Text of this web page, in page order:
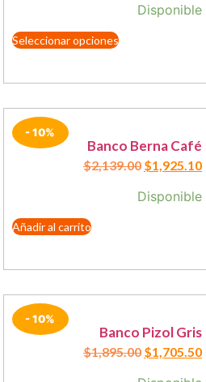
Disponible
Seleccionar opciones
- 10%
Banco Berna Café
$2,139.00 $1,925.10
Disponible
Añadir al carrito
- 10%
Banco Pizol Gris
$1,895.00 $1,705.50